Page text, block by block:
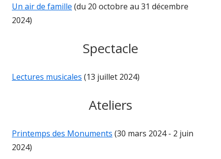
Un air de famille (du 20 octobre au 31 décembre
2024)
Spectacle
Lectures musicales (13 juillet 2024)
Ateliers
Printemps des Monuments (30 mars 2024 - 2 juin
2024)